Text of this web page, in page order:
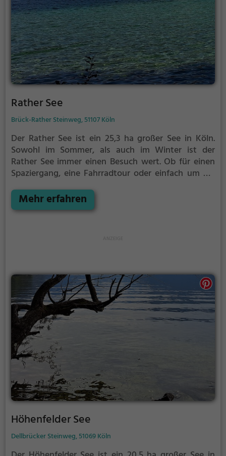
Rather See
Brück-Rather Steinweg, 51107 Köln
Der Rather See ist ein 25,3 ha großer See in Köln.
Sowohl im Sommer, als auch im Winter ist der
Rather See immer einen Besuch wert. Ob für einen
Spaziergang, eine Fahrradtour oder einfach um die
Möglichkeiten für Freizeitaktivitäten.
Mehr erfahren
Höhenfelder See
Dellbrücker Steinweg, 51069 Köln